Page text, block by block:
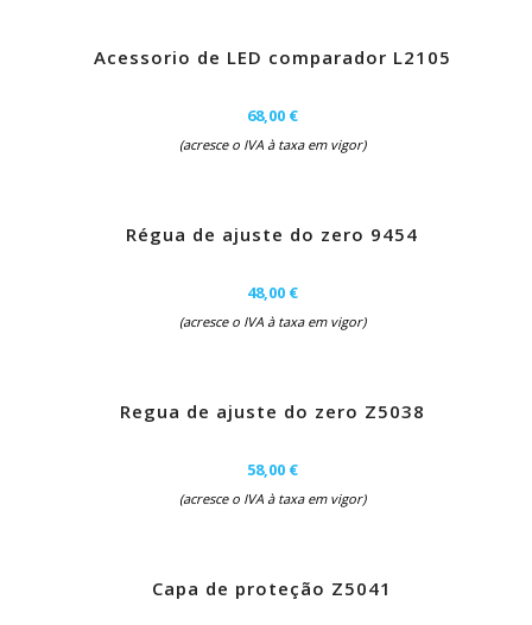
Acessorio de LED comparador L2105
68,00 €
(acresce o IVA à taxa em vigor)
Régua de ajuste do zero 9454
48,00 €
(acresce o IVA à taxa em vigor)
Regua de ajuste do zero Z5038
58,00 €
(acresce o IVA à taxa em vigor)
Capa de proteção Z5041